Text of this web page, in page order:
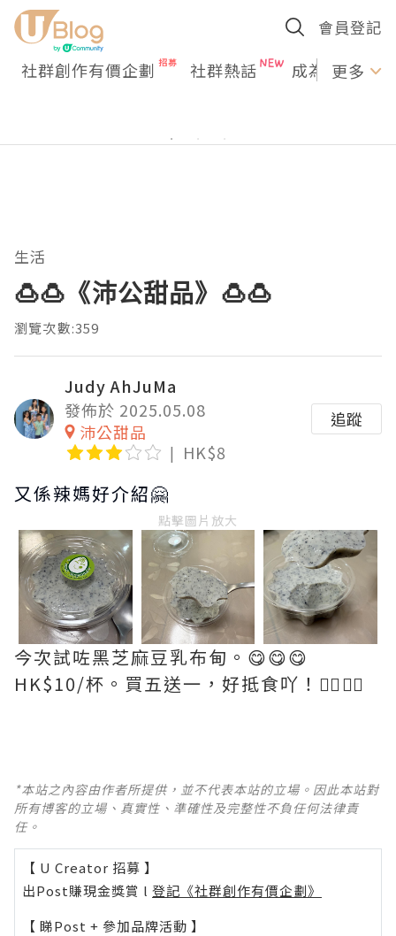
會員登記
社群創作有價企劃 社群熱話 成為U更多
生活
🍮🍮《沛公甜品》🍮🍮
瀏覽次數:359
Judy AhJuMa
發佈於 2025.05.08
沛公甜品
HK$8
追蹤
又係辣媽好介紹🤗
點擊圖片放大
今次試咗黑芝麻豆乳布甸。😋😋😋
HK$10/杯。買五送一，好抵食吖！👍🏻👍🏻
*本站之內容由作者所提供，並不代表本站的立場。因此本站對
所有博客的立場、真實性、準確性及完整性不負任何法律責
任。
【 U Creator 招募 】
出Post賺現金獎賞 l 登記《社群創作有價企劃》
【 睇Post + 參加品牌活動 】